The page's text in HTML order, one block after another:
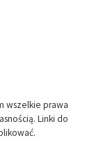
wszelkie prawa
Linki do